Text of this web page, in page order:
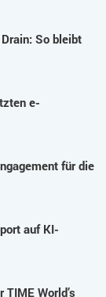
So bleibt
e-
für die
auf KI-
World’s